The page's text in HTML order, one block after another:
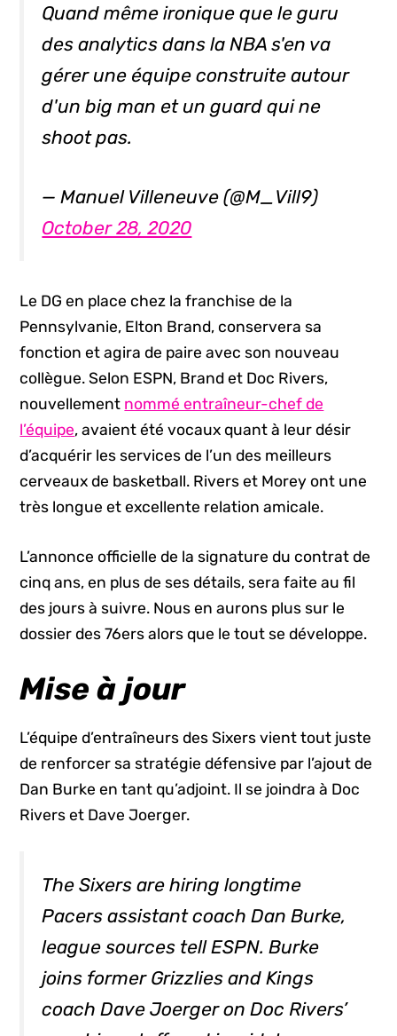
Quand même ironique que le guru
des analytics dans la NBA s'en va
gérer une équipe construite autour
d'un big man et un guard qui ne
shoot pas.
— Manuel Villeneuve (@M_Vill9)
October 28, 2020
Le DG en place chez la franchise de la
Pennsylvanie, Elton Brand, conservera sa
fonction et agira de paire avec son nouveau
collègue. Selon ESPN, Brand et Doc Rivers,
nouvellement nommé entraîneur-chef de
l’équipe, avaient été vocaux quant à leur désir
d’acquérir les services de l’un des meilleurs
cerveaux de basketball. Rivers et Morey ont une
très longue et excellente relation amicale.
L’annonce officielle de la signature du contrat de
cinq ans, en plus de ses détails, sera faite au fil
des jours à suivre. Nous en aurons plus sur le
dossier des 76ers alors que le tout se développe.
Mise à jour
L’équipe d’entraîneurs des Sixers vient tout juste
de renforcer sa stratégie défensive par l’ajout de
Dan Burke en tant qu’adjoint. Il se joindra à Doc
Rivers et Dave Joerger.
The Sixers are hiring longtime
Pacers assistant coach Dan Burke,
league sources tell ESPN. Burke
joins former Grizzlies and Kings
coach Dave Joerger on Doc Rivers’